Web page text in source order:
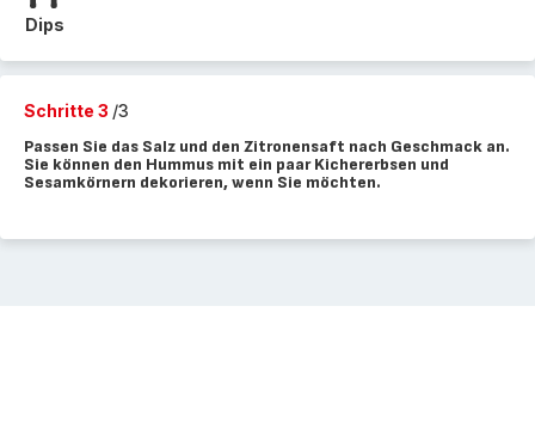
Dips
Schritte 3 /3
Passen Sie das Salz und den Zitronensaft nach Geschmack an.
Sie können den Hummus mit ein paar Kichererbsen und
Sesamkörnern dekorieren, wenn Sie möchten.